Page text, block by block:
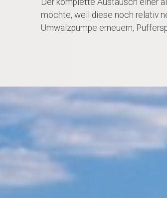
Der komplette Austausch einer
möchte, weil diese noch relativ
Umwälzpumpe erneuern,